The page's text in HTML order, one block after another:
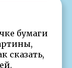
бумаги
сказать,